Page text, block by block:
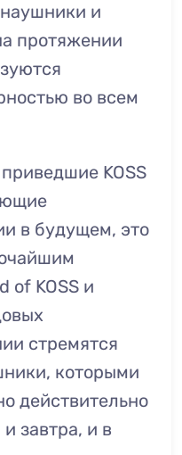
и
протяжении
во всем
KOSS
в будущем, это
of KOSS и
стремятся
которыми
действительно
завтра, и в